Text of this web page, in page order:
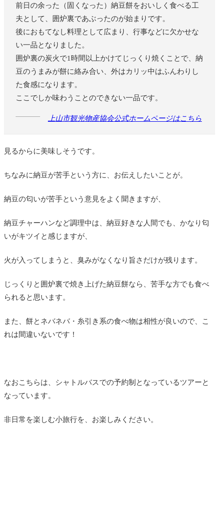
前日の余った（固くなった）納豆餅をおいしく食べる工
夫として、囲炉裏であぶったのが始まりです。
後におもてなし料理として広まり、行事などに欠かせな
い一品となりました。
囲炉裏の炭火で1時間以上かけてじっくり焼くことで、納
豆のうまみが餅に絡み合い、外はカリッ中はふんわりし
た食感になります。
ここでしか味わうことのできない一品です。
上山市観光物産協会公式ホームページはこちら
見るからに美味しそうです。
ちなみに納豆が苦手という方に、お伝えしたいことが。
納豆の匂いが苦手という意見をよく聞きますが、
納豆チャーハンなど調理中は、納豆好きな人間でも、かなり匂
いがキツイと感じますが、
火が入ってしまうと、臭みがなくなり旨さだけが残ります。
じっくりと囲炉裏で焼き上げた納豆餅なら、苦手な方でも食べ
られると思います。
また、餅とネバネバ・糸引き系の食べ物は相性が良いので、こ
れは間違いないです！
なおこちらは、シャトルバスでの予約制となっているツアーと
なっています。
非日常を楽しむ小旅行を、お楽しみください。